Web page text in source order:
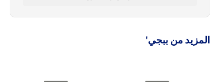
المزيد من ببجي'